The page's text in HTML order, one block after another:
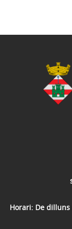
Horari: De